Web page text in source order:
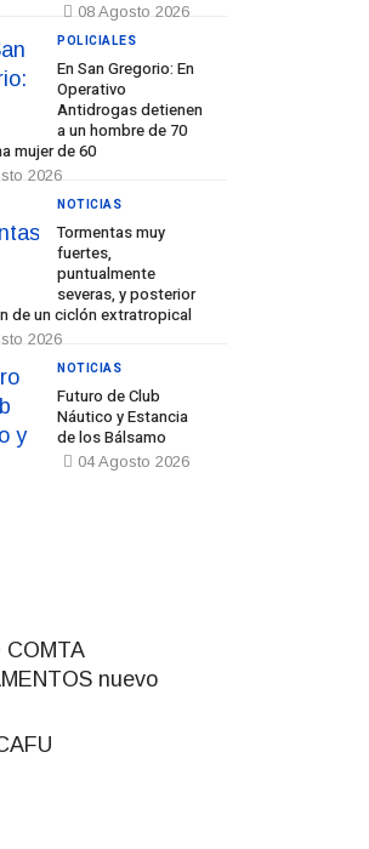
08 Agosto 2026
En San Gregorio: En
Operativo
Antidrogas detienen
a un hombre de 70
mujer de 60
2026
POLICIALES
Tormentas muy
fuertes,
puntualmente
severas, y posterior
de un ciclón extratropical
2026
NOTICIAS
Futuro de Club
Náutico y Estancia
de los Bálsamo
04 Agosto 2026
NOTICIAS